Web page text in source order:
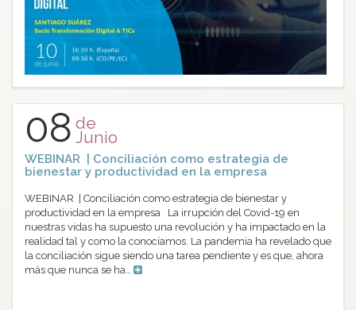
08 de
Junio
WEBINAR | Conciliación como estrategia de
bienestar y productividad en la empresa
WEBINAR | Conciliación como estrategia de bienestar y
productividad en la empresa La irrupción del Covid-19 en
nuestras vidas ha supuesto una revolución y ha impactado en la
realidad tal y como la conocíamos. La pandemia ha revelado que
la conciliación sigue siendo una tarea pendiente y es que, ahora
más que nunca se ha…